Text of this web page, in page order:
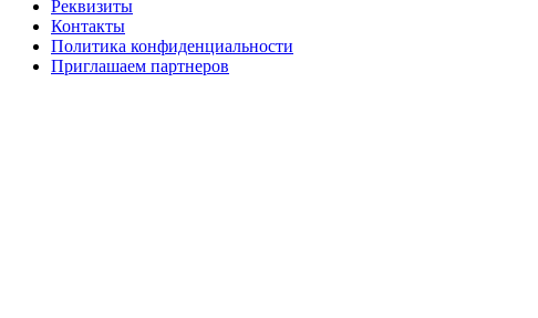
Реквизиты
Контакты
Политика конфиденциальности
Приглашаем партнеров